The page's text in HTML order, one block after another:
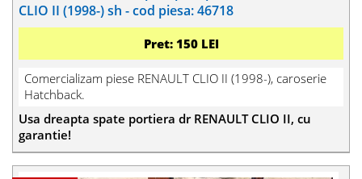
CLIO II (1998-) sh - cod piesa: 46718
Pret: 150 LEI
Comercializam piese RENAULT CLIO II (1998-), caroserie
Hatchback.
Usa dreapta spate portiera dr RENAULT CLIO II, cu
garantie!